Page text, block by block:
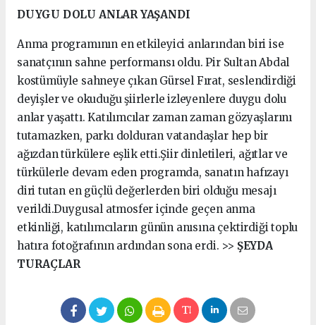
DUYGU DOLU ANLAR YAŞANDI
Anma programının en etkileyici anlarından biri ise
sanatçının sahne performansı oldu. Pir Sultan Abdal
kostümüyle sahneye çıkan Gürsel Fırat, seslendirdiği
deyişler ve okuduğu şiirlerle izleyenlere duygu dolu
anlar yaşattı. Katılımcılar zaman zaman gözyaşlarını
tutamazken, parkı dolduran vatandaşlar hep bir
ağızdan türkülere eşlik etti.Şiir dinletileri, ağıtlar ve
türkülerle devam eden programda, sanatın hafızayı
diri tutan en güçlü değerlerden biri olduğu mesajı
verildi.Duygusal atmosfer içinde geçen anma
etkinliği, katılımcıların günün anısına çektirdiği toplu
hatıra fotoğrafının ardından sona erdi. >> ŞEYDA
TURAÇLAR